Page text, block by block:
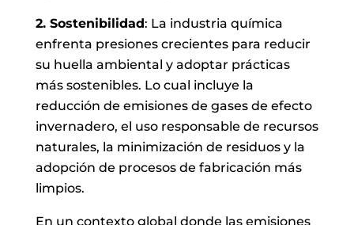
2. Sostenibilidad: La industria química
enfrenta presiones crecientes para reducir
su huella ambiental y adoptar prácticas
más sostenibles. Lo cual incluye la
reducción de emisiones de gases de efecto
invernadero, el uso responsable de recursos
naturales, la minimización de residuos y la
adopción de procesos de fabricación más
limpios.
En un contexto global donde las emisiones